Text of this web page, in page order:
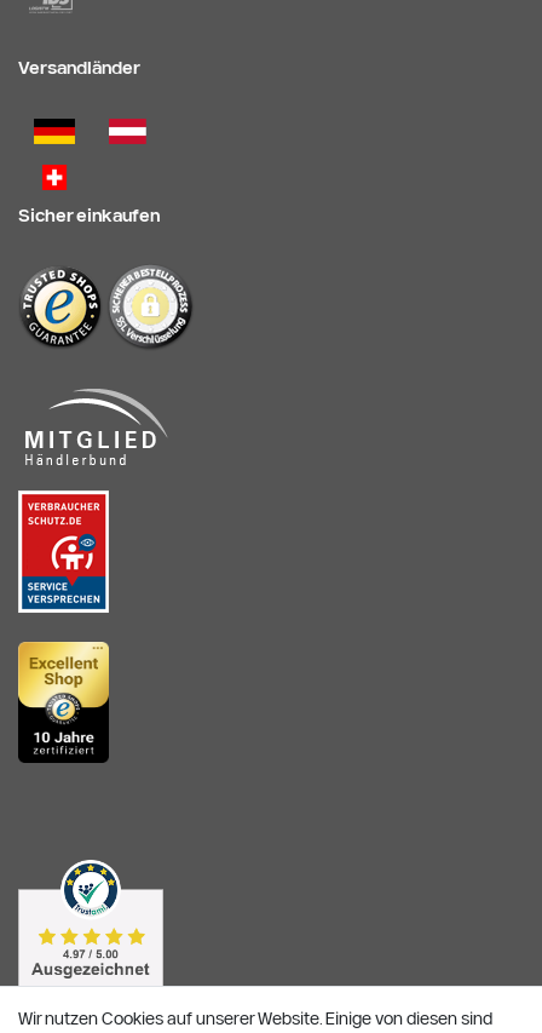
Versandländer
Sicher einkaufen
Wir nutzen Cookies auf unserer Website. Einige von diesen sind